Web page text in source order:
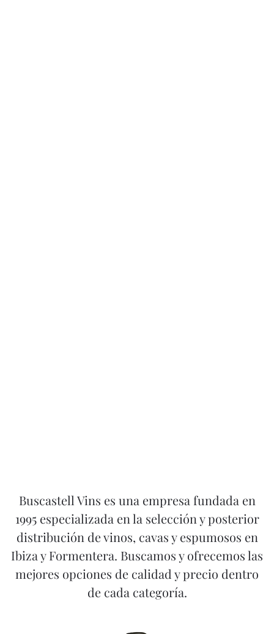
Buscastell Vins es una empresa fundada en
1995 especializada en la selección y posterior
distribución de vinos, cavas y espumosos en
Ibiza y Formentera. Buscamos y ofrecemos las
mejores opciones de calidad y precio dentro
de cada categoría.